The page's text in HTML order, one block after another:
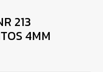
213
4MM